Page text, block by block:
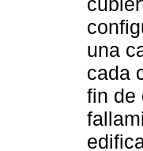
una
cada
fin de